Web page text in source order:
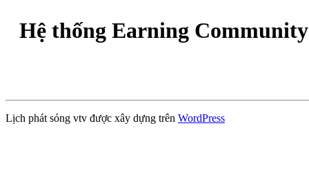
Hệ thống Earning
Lịch phát sóng vtv được xây dựng trên WordPress